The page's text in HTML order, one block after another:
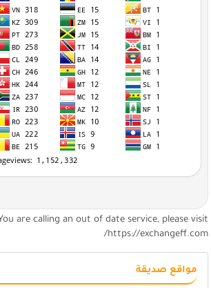
You are calling an out of date service, please visit
https://exchangeff.com/
مواقع صديقة